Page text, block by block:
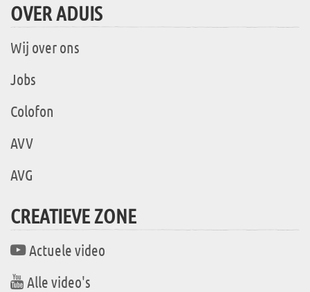
OVER ADUIS
Wij over ons
Jobs
Colofon
AVV
AVG
CREATIEVE ZONE
Actuele video
Alle video's